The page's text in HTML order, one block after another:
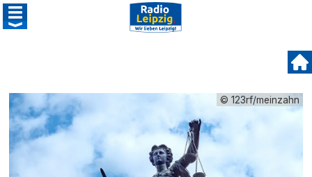
© 123rf/meinzahn